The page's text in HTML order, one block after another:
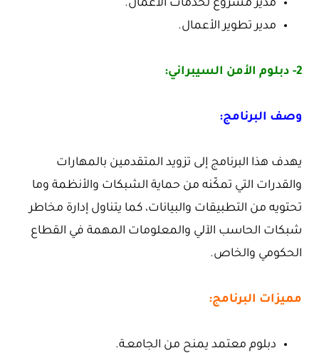
مدير مشروع لخدمات الأعمال.
مدير تطوير الأعمال.
2- دبلوم الأمن السيبراني:
وصف البرنامج:
يهدف هذا البرنامج إلى تزويد المتقدمين بالمهارات
والقدرات التي تمكّنه من حماية الشبكات والأنظمة وما
تحتويه من التطبيقات والبيانات، كما يتناول إدارة مخاطر
شبكات الحاسب الآلي والمعلومات المهمة في القطاع
الحكومي والخاص.
مميزات البرنامج:
دبلوم معتمد يمنح من الجامعـة.